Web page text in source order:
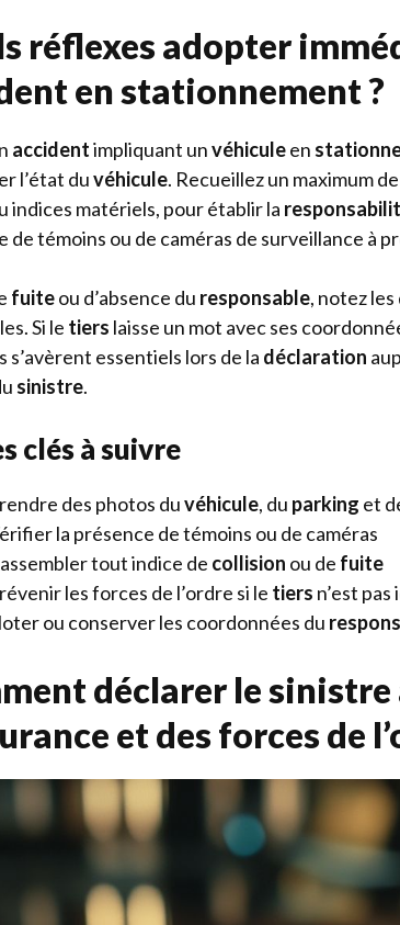
réflexes adopter
en stationnement ?
accidentimpliquant unvéhiculeen
l’état duvéhicule. Recueillez un maximum de
indices matériels, pour établir la
de témoins ou de caméras de surveillance à
fuiteou d’absence du responsable, notez
Si le tiers laisse un mot avec ses
s’avèrent essentiels lors de la déclaration
sinistre.
clés à suivre
des photos duvéhicule, du parking et
la présence de témoins ou de caméras
tout indice de collision ou de fuite
les forces de l’ordre si le tiers n’est
ou conserver les coordonnées du
déclarer le sinistre
et des forces de